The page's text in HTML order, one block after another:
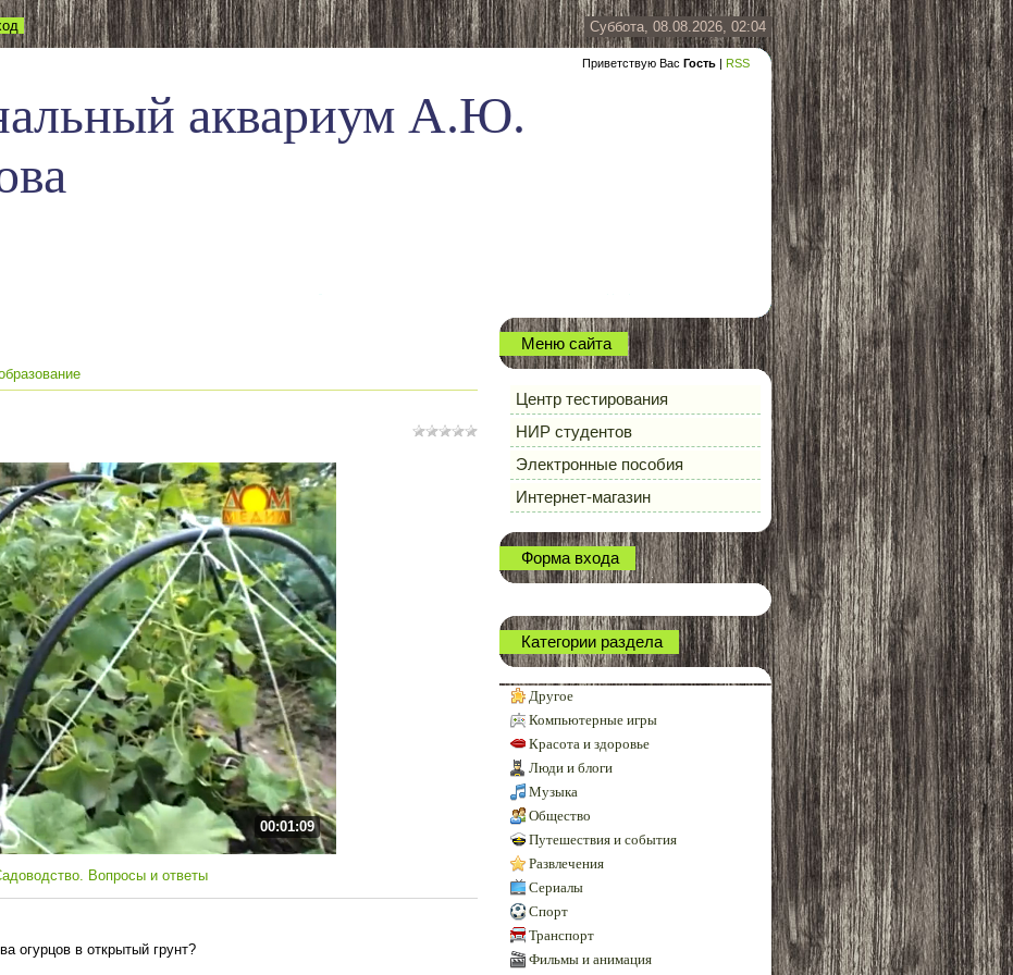
Суббота, 08.08.2026, 02:04
Приветствую Вас Гость | RSS
аквариум А.Ю.
00:01:09
Вопросы и ответы
огурцов в открытый грунт?
Меню сайта
Центр тестирования
НИР студентов
Электронные пособия
Интернет-магазин
Форма входа
Категории раздела
Другое
Компьютерные игры
Красота и здоровье
Люди и блоги
Музыка
Общество
Путешествия и события
Развлечения
Сериалы
Спорт
Транспорт
Фильмы и анимация